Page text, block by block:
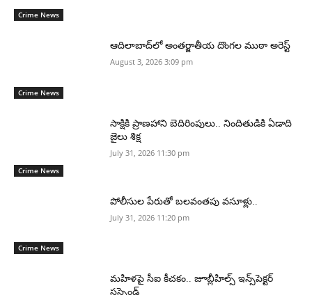
Crime News
Crime News
ఆదిలాబాద్‌లో అంతర్జాతీయ దొంగల ముఠా అరెస్ట్
August 3, 2026 3:09 pm
Crime News
సాక్షికి ప్రాణహాని బెదిరింపులు.. నిందితుడికి ఏడాది
జైలు శిక్ష
July 31, 2026 11:30 pm
Crime News
పోలీసుల పేరుతో బలవంతపు వసూళ్లు..
July 31, 2026 11:20 pm
మహిళపై సీఐ కీచకం.. జూబ్లీహిల్స్ ఇన్స్‌పెక్టర్
సస్పెండ్